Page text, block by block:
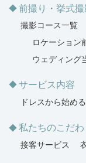
前撮り・挙式
撮影コース一覧
ロケーション
ウェディング
サービス内容
ドレスから始め
私たちのこだわ
接客サービス